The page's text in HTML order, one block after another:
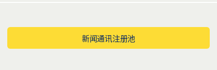
新闻通讯注册池